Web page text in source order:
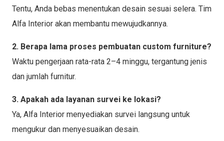
Tentu, Anda bebas menentukan desain sesuai selera. Tim
Alfa Interior akan membantu mewujudkannya.
2. Berapa lama proses pembuatan custom furniture?
Waktu pengerjaan rata-rata 2–4 minggu, tergantung jenis
dan jumlah furnitur.
3. Apakah ada layanan survei ke lokasi?
Ya, Alfa Interior menyediakan survei langsung untuk
mengukur dan menyesuaikan desain.